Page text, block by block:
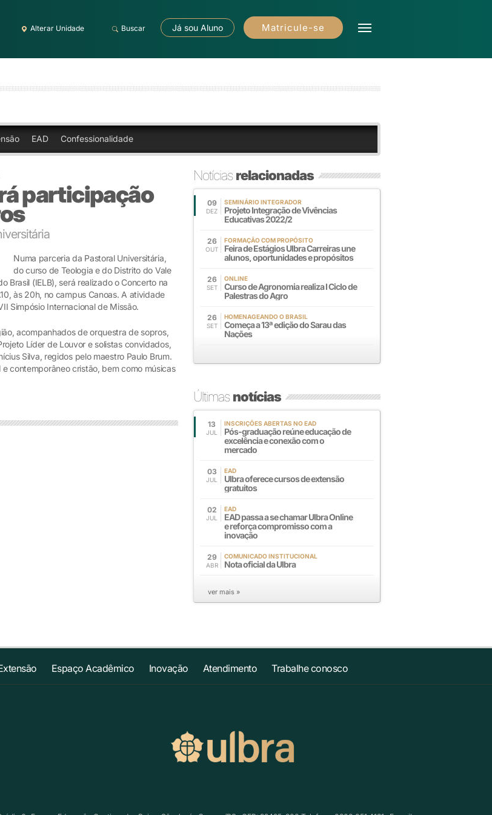
Alterar Unidade Buscar Já sou Aluno Matricule-se
EAD Confessionalidade
participação
Numa parceria da Pastoral Universitária,
do curso de Teologia e do Distrito do Vale
Brasil (IELB), será realizado o Concerto na
às 20h, no campus Canoas. A atividade
Simpósio Internacional de Missão.
acompanhados de orquestra de sopros,
Líder de Louvor e solistas convidados,
Silva, regidos pelo maestro Paulo Brum.
contemporâneo cristão, bem como músicas
Notíciasrelacionadas
09
DEZ
SEMINÁRIO INTEGRADOR
Projeto Integração de Vivências
Educativas 2022/2
26
OUT
FORMAÇÃO COM PROPÓSITO
Feira de Estágios Ulbra Carreiras une
alunos, oportunidades e propósitos
26
SET
ONLINE
Curso de Agronomia realiza I Ciclo de
Palestras do Agro
26
SET
HOMENAGEANDO O BRASIL
Começa a 13ª edição do Sarau das
Nações
Últimasnotícias
13
JUL
INSCRIÇÕES ABERTAS NO EAD
Pós-graduação reúne educação de
excelência e conexão com o
mercado
03
JUL
EAD
Ulbra oferece cursos de extensão
gratuitos
02
JUL
EAD
EAD passa a se chamar Ulbra Online
e reforça compromisso com a
inovação
29
ABR
COMUNICADO INSTITUCIONAL
Nota oficial da Ulbra
ver mais »
Espaço Acadêmico Inovação Atendimento Trabalhe conosco